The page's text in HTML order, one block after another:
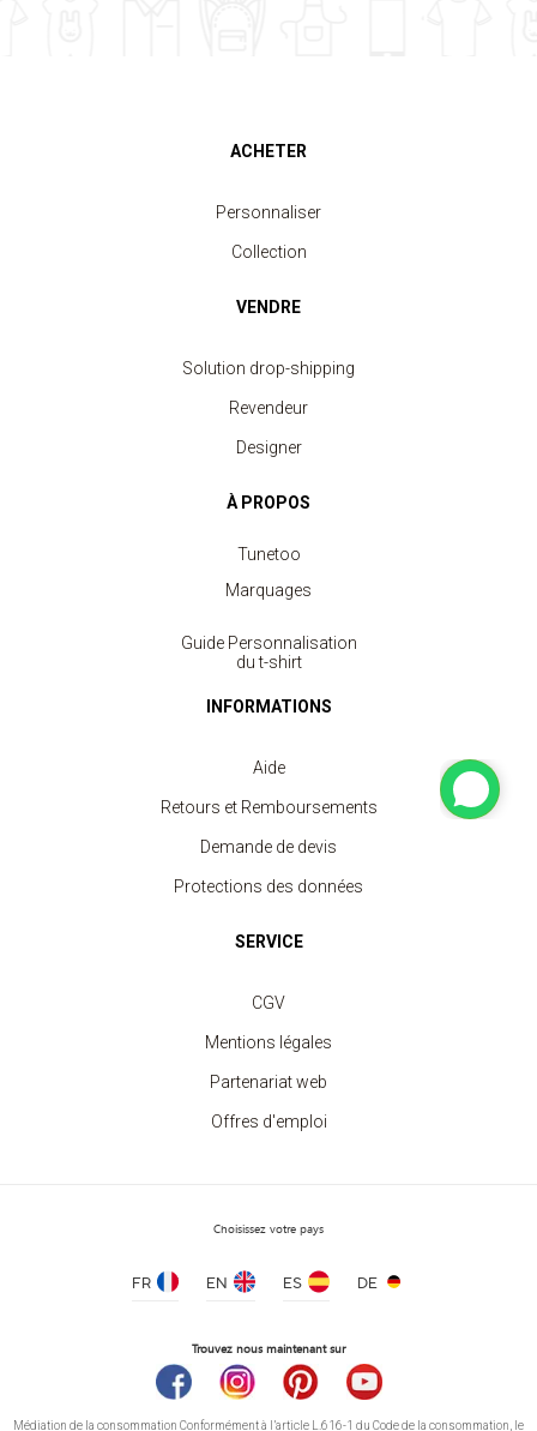
ACHETER
Personnaliser
Collection
VENDRE
Solution drop-shipping
Revendeur
Designer
À PROPOS
Tunetoo
Marquages
Guide Personnalisation
du t-shirt
INFORMATIONS
Aide
Retours et Remboursements
Demande de devis
Protections des données
SERVICE
CGV
Mentions légales
Partenariat web
Offres d'emploi
Choisissez votre pays
FR EN ES DE
Trouvez nous maintenant sur
Médiation de la consommation Conformément à l’article L.616-1 du Code de la consommation, le